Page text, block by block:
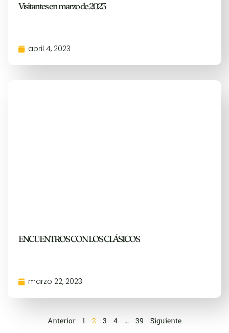
Visitantes en marzo de 2023
abril 4, 2023
ENCUENTROS CON LOS CLÁSICOS
marzo 22, 2023
Anterior 1 2 3 4 … 39 Siguiente